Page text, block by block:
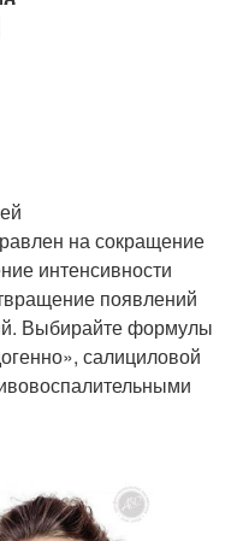
на сокращение
интенсивности
появлений
Выбирайте формулы
салициловой